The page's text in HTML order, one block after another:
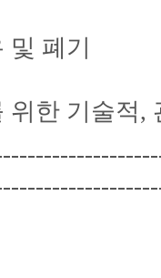
폐기
위한 기술적,